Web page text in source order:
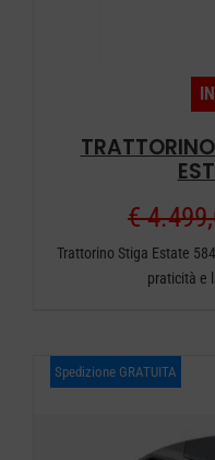
€
Trattorino Stiga Estate
praticità e
Spedizione GRATUITA